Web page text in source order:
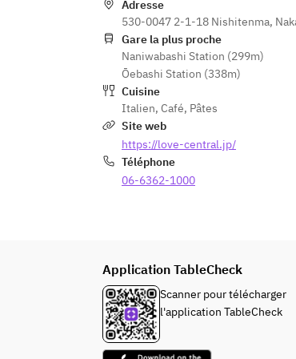
Adresse
530-0047 2-1-18 Nishitenma,
Gare la plus proche
Naniwabashi Station (299m)
Ōebashi Station (338m)
Cuisine
Italien, Café, Pâtes
Site web
https://love-central.jp/
Téléphone
06-6362-1000
Application TableCheck
Scanner pour télécharger
l'application TableCheck